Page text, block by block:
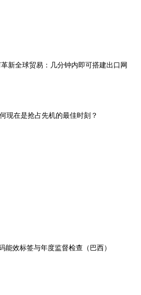
新全球贸易：几分钟内即可搭建出口网
现在是抢占先机的最佳时刻？
能效标签与年度监督检查（巴西）